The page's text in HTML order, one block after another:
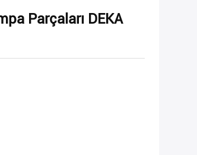
Parçaları DEKA